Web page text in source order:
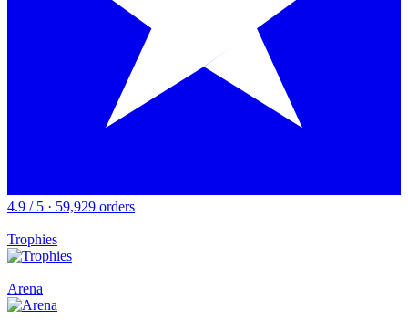
4.9 / 5 · 59,929 orders
Trophies
Arena